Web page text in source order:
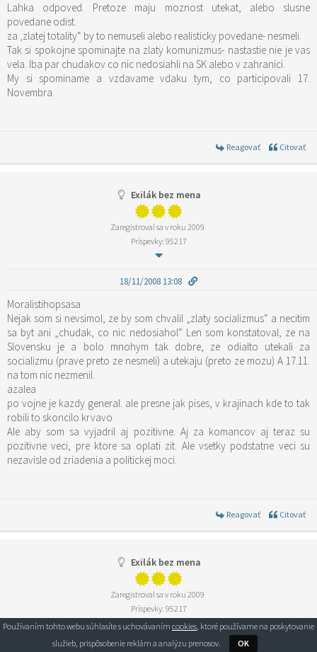
Lahka odpoved. Pretoze maju moznost utekat, alebo slusne
povedane odist.
za ‚zlatej totality“ by to nemuseli alebo realisticky povedane- nesmeli.
Tak si spokojne spominajte na zlaty komunizmus- nastastie nie je vas
vela. Iba par chudakov co nic nedosiahli na SK alebo v zahranici.
My si spominame a vzdavame vdaku tym, co participovali 17.
Novembra.
Reagovať Citovať
Exilák bez mena
Zaregistroval sa v roku 2009
Príspevky: 95217
18/11/2008 13:08
Moralistihopsasa
Nejak som si nevsimol, ze by som chvalil „zlaty socializmus“ a necitim
sa byt ani „chudak, co nic nedosiahol“ Len som konstatoval, ze na
Slovensku je a bolo mnohym tak dobre, ze odialto utekali za
socializmu (prave preto ze nesmeli) a utekaju (preto ze mozu) A 17.11.
na tom nic nezmenil.
azalea
po vojne je kazdy general. ale presne jak pises, v krajinach kde to tak
robili to skoncilo krvavo
Ale aby som sa vyjadril aj pozitivne. Aj za komancov aj teraz su
pozitivne veci, pre ktore sa oplati zit. Ale vsetky podstatne veci su
nezavisle od zriadenia a politickej moci.
Reagovať Citovať
Exilák bez mena
Zaregistroval sa v roku 2009
Príspevky: 95217
18/11/2008 15:44
Používaním tohto webu súhlasíte s uchovávaním cookies, ktoré používame na poskytovanie
služieb, prispôsobenie reklám a analýzu prenosov.
OK